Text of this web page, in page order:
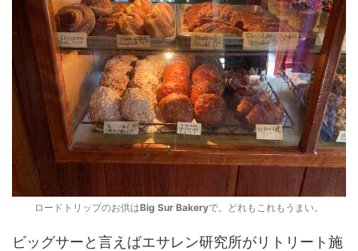
ロードトリップのお供はBig Sur Bakeryで。どれもこれもうまい。
ビッグサーと言えばエサレン研究所がリトリート施